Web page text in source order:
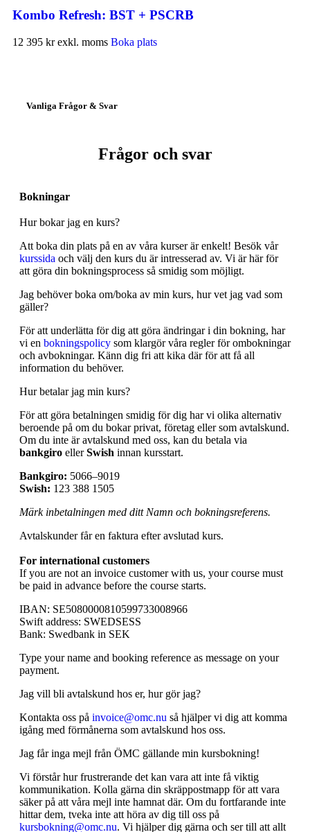
Kombo Refresh: BST + PSCRB
12 395 krexkl. moms Boka plats
Vanliga Frågor & Svar
Frågor och svar
Bokningar
Hur bokar jag en kurs?
Att boka din plats på en av våra kurser är enkelt! Besök vår
kurssida och välj den kurs du är intresserad av. Vi är här för
att göra din bokningsprocess så smidig som möjligt.
Jag behöver boka om/boka av min kurs, hur vet jag vad som
gäller?
För att underlätta för dig att göra ändringar i din bokning, har
vi en bokningspolicy som klargör våra regler för ombokningar
och avbokningar. Känn dig fri att kika där för att få all
information du behöver.
Hur betalar jag min kurs?
För att göra betalningen smidig för dig har vi olika alternativ
beroende på om du bokar privat, företag eller som avtalskund.
Om du inte är avtalskund med oss, kan du betala via
bankgiro ellerSwish innan kursstart.
Bankgiro: 5066–9019
Swish: 123 388 1505
Märk inbetalningen med ditt Namn och bokningsreferens.
Avtalskunder får en faktura efter avslutad kurs.
For international customers
If you are not an invoice customer with us, your course must
be paid in advance before the course starts.
IBAN: SE5080000810599733008966
Swift address: SWEDSESS
Bank: Swedbank in SEK
Type your name and booking reference as message on your
payment.
Jag vill bli avtalskund hos er, hur gör jag?
Kontakta oss på invoice@omc.nu så hjälper vi dig att komma
igång med förmånerna som avtalskund hos oss.
Jag får inga mejl från ÖMC gällande min kursbokning!
Vi förstår hur frustrerande det kan vara att inte få viktig
kommunikation. Kolla gärna din skräppostmapp för att vara
säker på att våra mejl inte hamnat där. Om du fortfarande inte
hittar dem, tveka inte att höra av dig till oss på
kursbokning@omc.nu. Vi hjälper dig gärna och ser till att allt